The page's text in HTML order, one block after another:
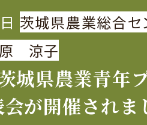
茨城県農業総合セ
涼子
城県農業青年
会が開催されま